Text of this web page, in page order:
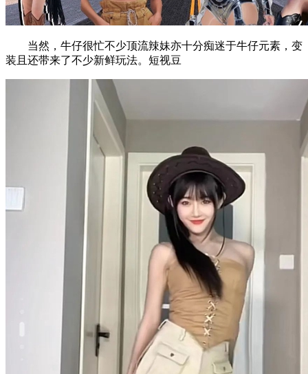
当然，牛仔很忙不少顶流辣妹亦十分痴迷于牛仔元素，变
装且还带来了不少新鲜玩法。短视豆